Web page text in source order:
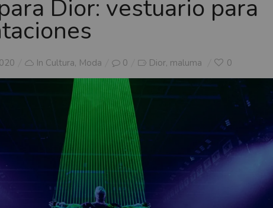
Dior: vestuario para
In Cultura, Moda 0 Dior, maluma 0